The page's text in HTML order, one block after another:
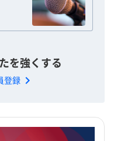
を強くする
登録 chevron_right